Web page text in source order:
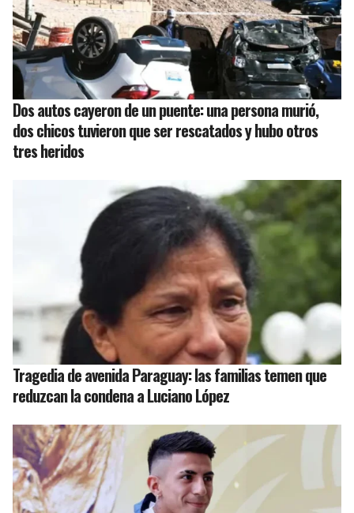
Dos autos cayeron de un puente: una persona murió,
dos chicos tuvieron que ser rescatados y hubo otros
tres heridos
Tragedia de avenida Paraguay: las familias temen que
reduzcan la condena a Luciano López